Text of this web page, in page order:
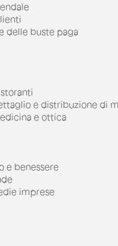
delle buste paga
e distribuzione di
e ottica
e benessere
imprese